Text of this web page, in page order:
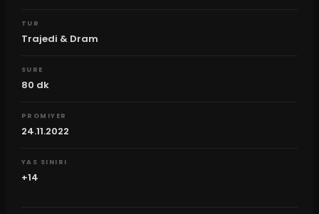
TUR
Trajedi & Dram
SURE
80 dk
PROMIYER
24.11.2022
YAS SINIRI
+14